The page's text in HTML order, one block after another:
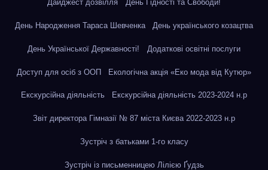
Дайджест дозвілля День Гідності та Свободи!
День Народження Тараса Шевченка День українського козацтва
День Української Державності! Додаткові освітні послуги
Доступ для осіб з ООП Екологічна акція «Еко мода від Кутюр»
Екскурсійна діяльність Екскурсійна діяльність 2023-2024 н.р
Звіт директора Гімназії № 87 міста Києва 2022-2023 н.р
Зустріч з батьками 1-го класу
Зустріч із письменницею Лілією Ґудзь